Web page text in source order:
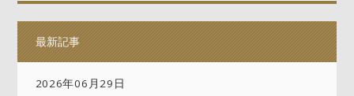
最新記事
2026年06月29日